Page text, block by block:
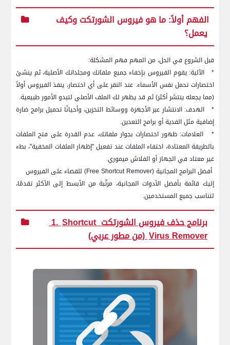
الفهم أولاً: ما هو فيروس الشورتكت وكيف
يعمل؟
قبل الشروع في الحل، من المهم فهم المشكلة:
*
الآلية: يقوم الفيروس بإخفاء جميع ملفاتك ومجلداتك الأصلية، ثم ينشئ
اختصارات تحمل نفس الأسماء. عند النقر على أي اختصار، ينفذ الفيروس أولاً
(مما يجعله ينتشر أكثر) ثم قد يظهر لك الملف الأصلي لتبدو الأمور طبيعية.
*
الهدف: الانتشار عبر الأجهزة ووسائط التخزين، وأحيانًا تحميل برامج ضارة
إضافية مثل الفدية أو برامج التعدين.
*
العلامات: ظهور اختصارات بجوار ملفاتك، عدم القدرة على فتح الملفات
بالطريقة المعتادة، اختفاء الملفات عند تفعيل "إظهار الملفات المخفية"، بطء
غير معتاد في الجهاز أو الفلاش ميموري.
أفضل البرامج المجانية (Free Shortcut Remover) للقضاء على الفيروس
إليك قائمة بأفضل الأدوات المجانية، مرتّبة من الأبسط إلى الأكثر تقدمًا،
لتناسب جميع المستخدمين.
1. برنامج حذف فيروس الشورتكتShortcut
Virus Remover(من مطور عربي)